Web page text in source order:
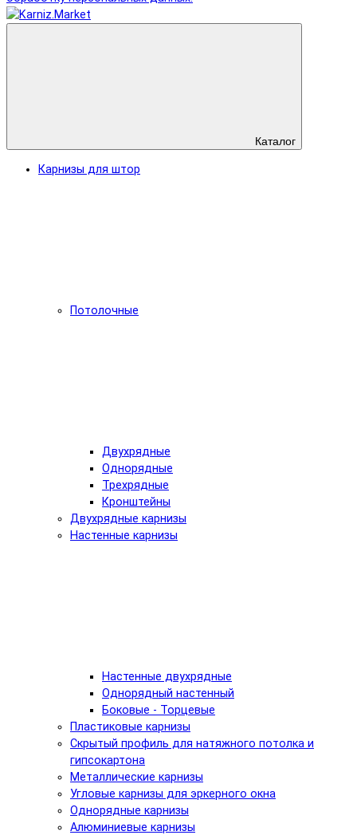
Каталог
Карнизы для штор
Потолочные
Двухрядные
Однорядные
Трехрядные
Кронштейны
Двухрядные карнизы
Настенные карнизы
Настенные двухрядные
Однорядный настенный
Боковые - Торцевые
Пластиковые карнизы
Скрытый профиль для натяжного потолка и
гипсокартона
Металлические карнизы
Угловые карнизы для эркерного окна
Однорядные карнизы
Алюминиевые карнизы